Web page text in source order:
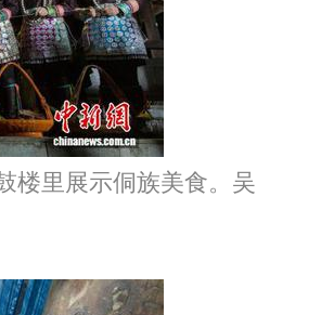
楼里展示侗族美食。吴